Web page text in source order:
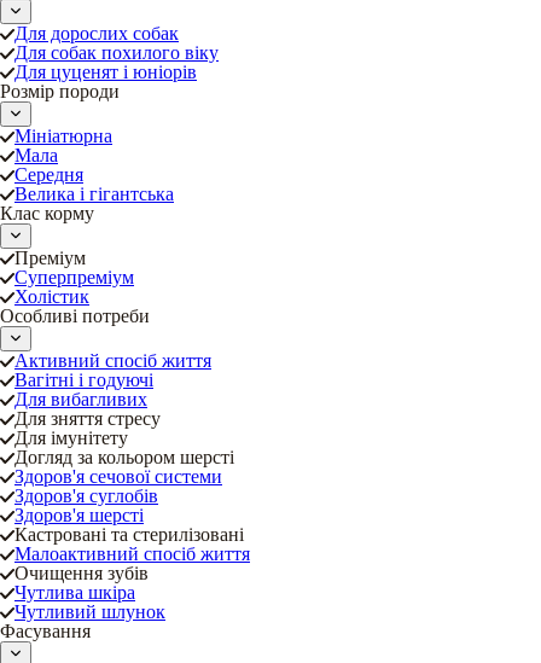
Для дорослих собак
Для собак похилого віку
Для цуценят і юніорів
Розмір породи
Мініатюрна
Мала
Середня
Велика і гігантська
Клас корму
Преміум
Суперпреміум
Холістик
Особливі потреби
Активний спосіб життя
Вагітні і годуючі
Для вибагливих
Для зняття стресу
Для імунітету
Догляд за кольором шерсті
Здоров'я сечової системи
Здоров'я суглобів
Здоров'я шерсті
Кастровані та стерилізовані
Малоактивний спосіб життя
Очищення зубів
Чутлива шкіра
Чутливий шлунок
Фасування